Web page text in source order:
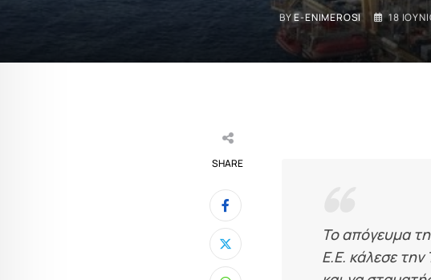
BYE-ENIMEROSI 18
SHARE
Το απόγευμα
Ε.Ε. κάλεσε